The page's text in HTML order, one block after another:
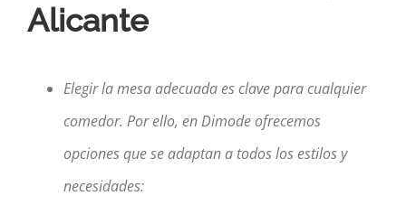
Alicante
Elegir la mesa adecuada es clave para cualquier
comedor. Por ello, en Dimode ofrecemos
opciones que se adaptan a todos los estilos y
necesidades: